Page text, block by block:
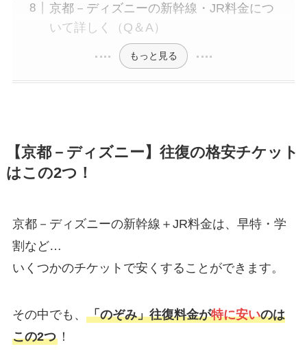
京都－ディズニーの新幹線・JR料金につ
いて詳しく（Q＆A）
もっと見る
【京都－ディズニー】往復の格安チケット
はこの2つ！
京都－ディズニーの新幹線＋JR料金は、早特・学
割など…
いくつかのチケットで安くすることができます。
その中でも、 「のぞみ」往復料金が特に安いのは
この2つ！